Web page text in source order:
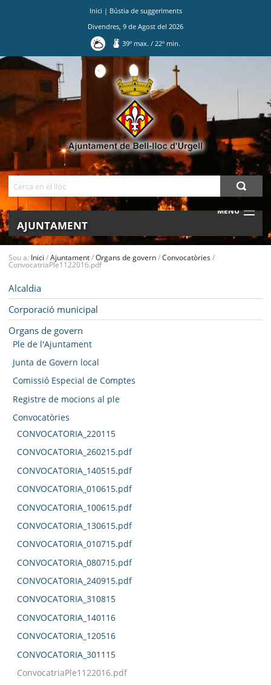
Inici | Bústia de suggeriments
Divendres 9 de Agost del 2026
39º max./ 22º min.
MENU
AJUNTAMENT
BELL-LLOC SOLUCIONA
Sou a: Inici /Ajuntament/Organs de govern/Convocatòries/
ConvocatriaPle1122016.pdf
Alcaldia
Corporació municipal
Organs de govern
Ple de l'Ajuntament
Junta de Govern local
Comissió Especial de Comptes
Registre de mocions al ple
Convocatòries
CONVOCATORIA_220115
CONVOCATORIA_260215.pdf
CONVOCATORIA_140515.pdf
CONVOCATORIA_010615.pdf
CONVOCATORIA_100615.pdf
CONVOCATORIA_130615.pdf
CONVOCATORIA_010715.pdf
CONVOCATORIA_080715.pdf
CONVOCATORIA_240915.pdf
CONVOCATORIA_310815
CONVOCATORIA_140116
CONVOCATORIA_120516
CONVOCATORIA_301115
ConvocatriaPle1122016.pdf